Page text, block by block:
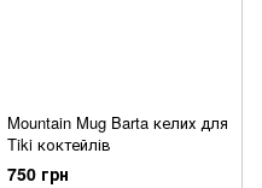
Mountain Mug Barta келих для
Tiki коктейлів
750 грн